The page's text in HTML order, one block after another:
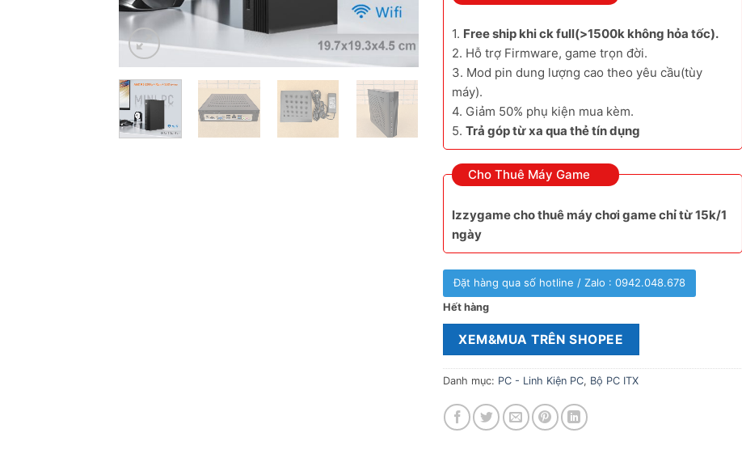
1. Free ship khi ck full(>1500k không hỏa tốc).
2. Hỗ trợ Firmware, game trọn đời.
3. Mod pin dung lượng cao theo yêu cầu(tùy
máy).
4. Giảm 50% phụ kiện mua kèm.
5. Trả góp từ xa qua thẻ tín dụng
Cho Thuê Máy Game
Izzygame cho thuê máy chơi game chỉ từ 15k/1
ngày
Đặt hàng qua số hotline / Zalo : 0942.048.678
Hết hàng
XEM&MUA TRÊN SHOPEE
Danh mục: PC - Linh Kiện PC, Bộ PC ITX